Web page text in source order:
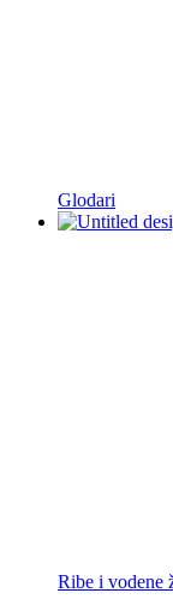
Glodari
Ribe i vodene